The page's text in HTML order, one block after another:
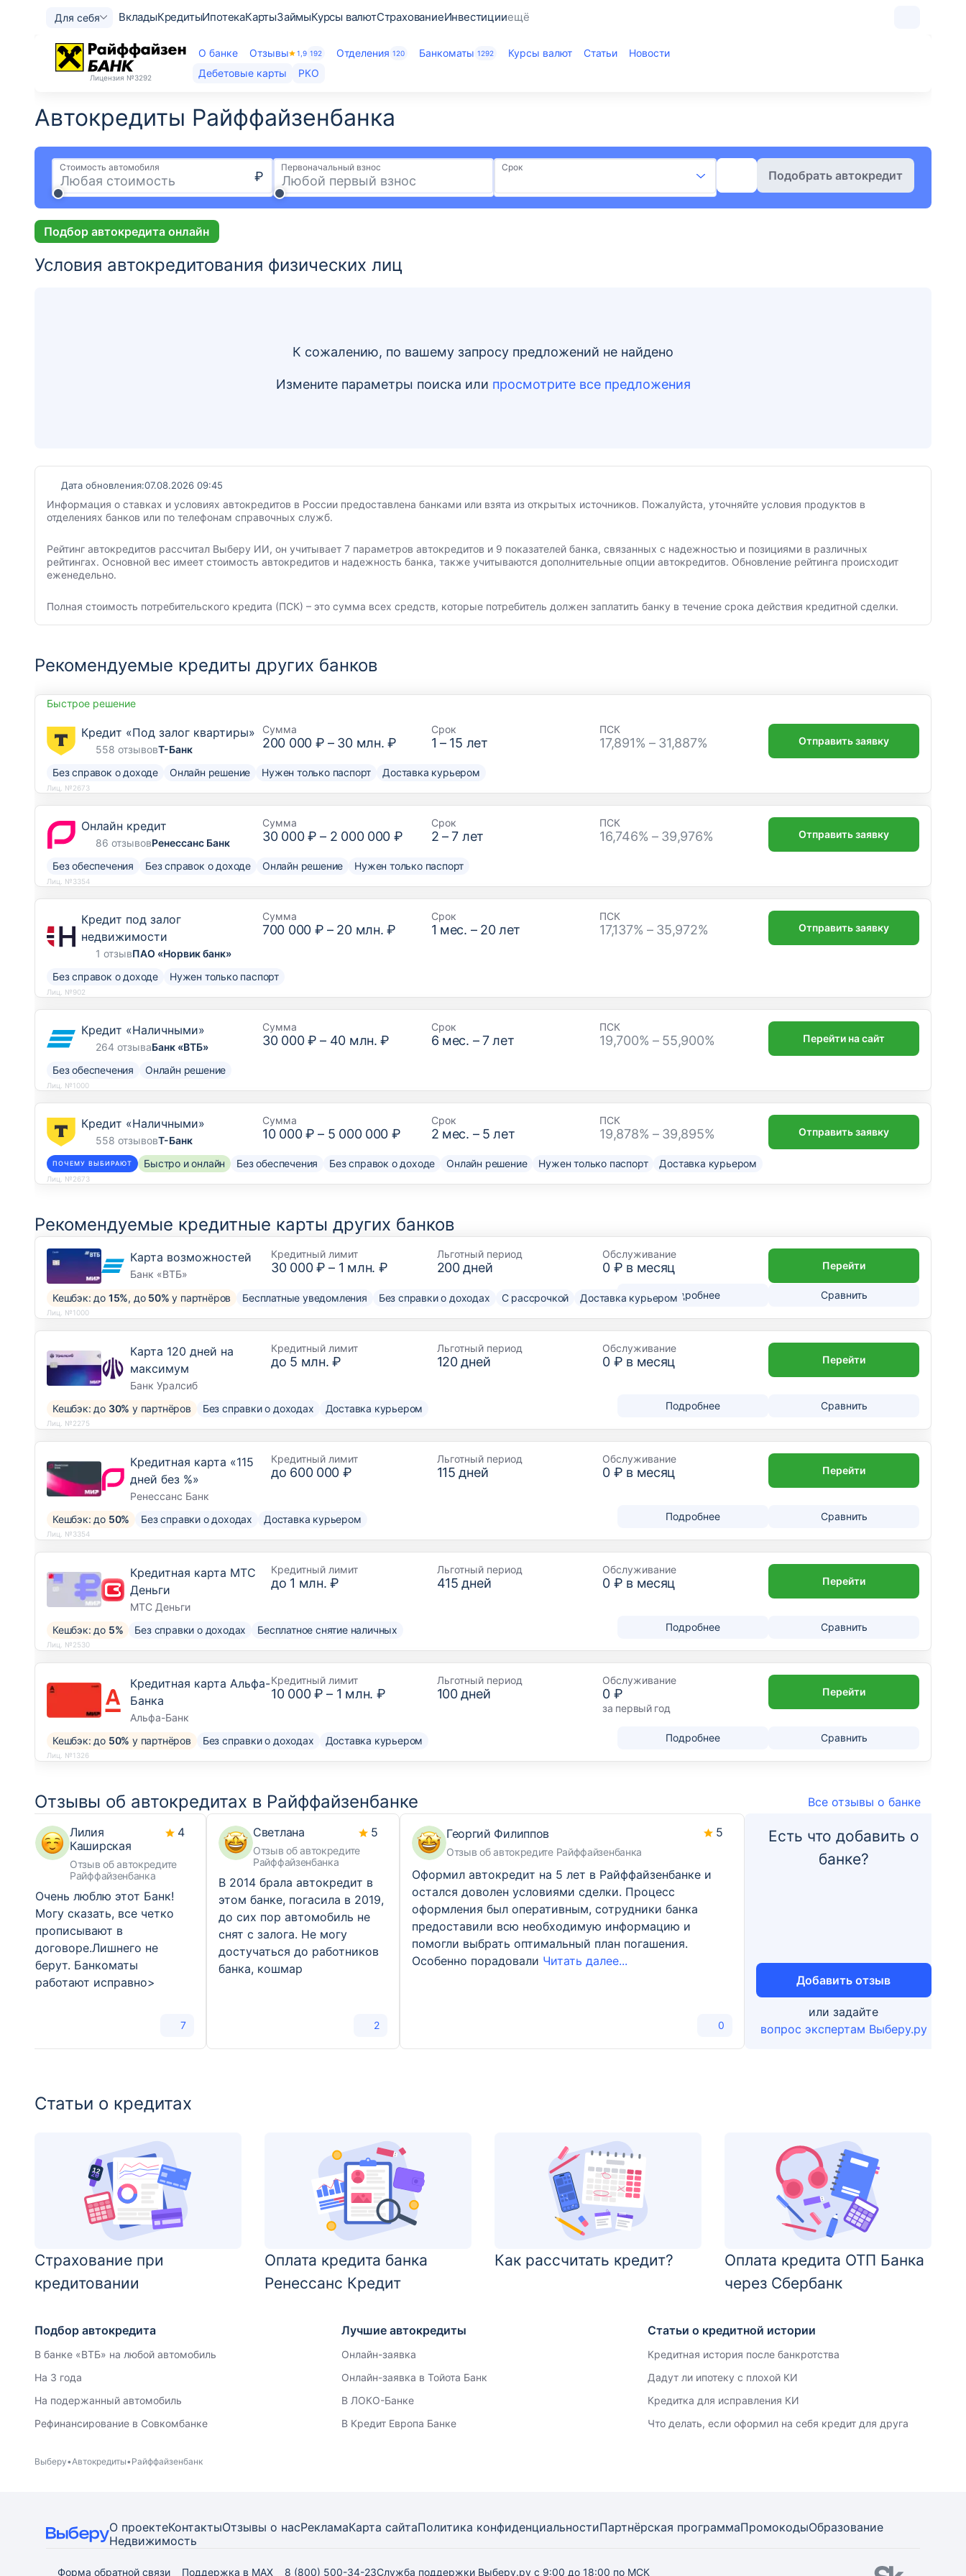
Для себя ВкладыКредитыИпотекаКартыЗаймыКурсы валютСтрахованиеИнвестицииещё
Лицензия №3292
О банке Отзывы 1,9 192 Отделения 120 Банкоматы 1292 Курсы валют Статьи
Новости
Дебетовые карты
РКО
Автокредиты Райффайзенбанка​
Стоимость автомобиля
₽
Первоначальный взнос Срок
Подобрать автокредит
Подбор автокредита онлайн
Условия автокредитования физических лиц
К сожалению, по вашему запросу предложений не найдено
Измените параметры поиска или просмотрите все предложения
Дата обновления:07.08.2026 09:45
Информация о ставках и условиях автокредитов в России предоставлена банками или взята из открытых источников. Пожалуйста, уточняйте условия продуктов в
отделениях банков или по телефонам справочных служб.
Рейтинг автокредитов рассчитал Выберу ИИ, он учитывает 7 параметров автокредитов и 9 показателей банка, связанных с надежностью и позициями в различных
рейтингах. Основной вес имеет стоимость автокредитов и надежность банка, также учитываются дополнительные опции автокредитов. Обновление рейтинга происходит
еженедельно.
Полная стоимость потребительского кредита (ПСК) – это сумма всех средств, которые потребитель должен заплатить банку в течение срока действия кредитной сделки.
Рекомендуемые кредиты других банков
Быстрое решение
Кредит «Под залог квартиры»
558 отзывовТ-Банк
Сумма
200 000 ₽ – 30 млн. ₽
Срок
1 – 15 лет
ПСК
17,891% – 31,887%
Без справок о доходе Онлайн решение Нужен только паспорт Доставка курьером
Отправить заявку
Лиц. №2673
Онлайн кредит
86 отзывовРенессанс Банк
Сумма
30 000 ₽ – 2 000 000 ₽
Срок
2 –7 лет
ПСК
16,746% – 39,976%
Без обеспечения Без справок о доходе Онлайн решение Нужен только паспорт
Отправить заявку
Лиц. №3354
Кредит под залог
недвижимости
1 отзывПАО «Норвик банк»
Сумма
700 000 ₽ – 20 млн. ₽
Срок
1 мес. – 20лет
ПСК
17,137% – 35,972%
Без справок о доходе Нужен только паспорт
Отправить заявку
Лиц. №902
Кредит «Наличными»
264 отзываБанк «ВТБ»
Сумма
30 000 ₽ – 40 млн. ₽
Срок
6 мес. –7лет
ПСК
19,700% – 55,900%
Без обеспечения Онлайн решение
Перейти на сайт
Лиц. №1000
Кредит «Наличными»
558 отзывовТ-Банк
Сумма
10 000 ₽ – 5 000 000 ₽
Срок
2 мес. – 5 лет
ПСК
19,878% – 39,895%
ПОЧЕМУ ВЫБИРАЮТ Быстро и онлайн Без обеспечения Без справок о доходе Онлайн решение Нужен только паспорт Доставка курьером
Отправить заявку
Лиц. №2673
Рекомендуемые кредитные карты других банков
Карта возможностей
Банк «ВТБ»
Кредитный лимит
30 000 ₽ – 1 млн. ₽
Льготный период
200дней
Обслуживание
0 ₽ в месяц
Кешбэк: до 15%, до 50% у партнёров Бесплатные уведомления Без справки о доходах С рассрочкой Доставка курьеромПодробнее Сравнить
Перейти
Лиц. №1000
Карта 120 дней на
максимум
Банк Уралсиб
Кредитный лимит
до 5 млн. ₽
Льготный период
120дней
Обслуживание
0 ₽ в месяц
Кешбэк: до 30% у партнёров Без справки о доходах Доставка курьером Подробнее Сравнить
Перейти
Лиц. №2275
Кредитная карта «115
дней без %»
Ренессанс Банк
Кредитный лимит
до 600 000 ₽
Льготный период
115 дней
Обслуживание
0 ₽ в месяц
Кешбэк: до 50% Без справки о доходах Доставка курьером Подробнее Сравнить
Перейти
Лиц. №3354
Кредитная карта МТС
Деньги
МТС Деньги
Кредитный лимит
до 1 млн. ₽
Льготный период
415 дней
Обслуживание
0 ₽ в месяц
Кешбэк: до 5% Без справки о доходах Бесплатное снятие наличных Подробнее Сравнить
Перейти
Лиц. №2530
Кредитная карта Альфа-
Банка
Альфа-Банк
Кредитный лимит
10 000 ₽ – 1 млн. ₽
Льготный период
100дней
Обслуживание
0 ₽
за первый год
Кешбэк: до 50% у партнёров Без справки о доходах Доставка курьером Подробнее Сравнить
Перейти
Лиц. №1326
Отзывы об автокредитах в Райффайзенбанке Все отзывы о банке
Лилия
Каширская
Отзыв об автокредите
Райффайзенбанка
4
Очень люблю этот Банк!
Могу сказать, все четко
прописывают в
договоре.Лишнего не
берут. Банкоматы
работают исправно>
7
Светлана
Отзыв об автокредите
Райффайзенбанка
5
В 2014 брала автокредит в
этом банке, погасила в 2019,
до сих пор автомобиль не
снят с залога. Не могу
достучаться до работников
банка, кошмар
2
Георгий Филиппов
Отзыв об автокредите Райффайзенбанка
5
Оформил автокредит на 5 лет в Райффайзенбанке и
остался доволен условиями сделки. Процесс
оформления был оперативным, сотрудники банка
предоставили всю необходимую информацию и
помогли выбрать оптимальный план погашения.
Особенно порадовали Читать далее...
0
Есть что добавить о
банке?
Добавить отзыв
или задайте
вопрос экспертам Выберу.ру
Статьи о кредитах
Страхование при
кредитовании
Оплата кредита банка
Ренессанс Кредит
Как рассчитать кредит?
Оплата кредита ОТП Банка
через Сбербанк
Подбор автокредита
В банке «ВТБ» на любой автомобиль
На 3 года
На подержанный автомобиль
Рефинансирование в Совкомбанке
Лучшие автокредиты
Онлайн-заявка
Онлайн-заявка в Тойота Банк
В ЛОКО-Банке
В Кредит Европа Банке
Статьи о кредитной истории
Кредитная история после банкротства
Дадут ли ипотеку с плохой КИ
Кредитка для исправления КИ
Что делать, если оформил на себя кредит для друга
Выберу Автокредиты Райффайзенбанк
О проектеКонтактыОтзывы о насРекламаКарта сайтаПолитика конфиденциальностиПартнёрская программаПромокодыОбразование
Недвижимость
Форма обратной связи Поддержка в MAX 8 (800) 500-34-23Служба поддержки Выберу.ру с 9:00 до 18:00 по МСК